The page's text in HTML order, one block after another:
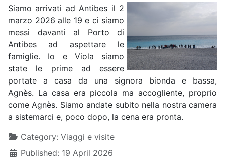
Siamo arrivati ad Antibes il 2
marzo 2026 alle 19 e ci siamo
messi davanti al Porto di
Antibes ad aspettare le
famiglie. Io e Viola siamo
state le prime ad essere
portate a casa da una signora bionda e bassa,
Agnès. La casa era piccola ma accogliente, proprio
come Agnès. Siamo andate subito nella nostra camera
a sistemarci e, poco dopo, la cena era pronta.
DetailsCategory: Viaggi e visite
Published: 19 April 2026